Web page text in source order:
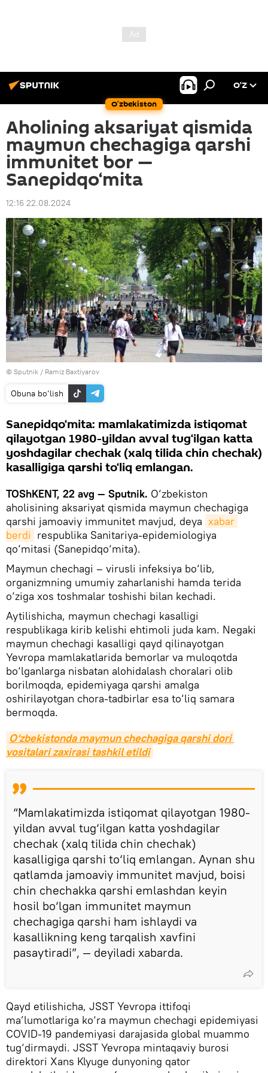
O‘zbekiston
O’Z
Aholining aksariyat qismida
maymun chechagiga qarshi
immunitet bor —
Sanepidqo‘mita
12:16 22.08.2024
© Sputnik / Ramiz Baxtiyarov
Obuna bo‘lish
Sanepidqo‘mita: mamlakatimizda istiqomat
qilayotgan 1980-yildan avval tug‘ilgan katta
yoshdagilar chechak (xalq tilida chin chechak)
kasalligiga qarshi to‘liq emlangan.
TOShKENT, 22 avg — Sputnik. O‘zbekiston
aholisining aksariyat qismida maymun chechagiga
qarshi jamoaviy immunitet mavjud, deya xabar
berdi respublika Sanitariya-epidemiologiya
qo‘mitasi (Sanepidqo‘mita).
Maymun chechagi – virusli infeksiya bo‘lib,
organizmning umumiy zaharlanishi hamda terida
o‘ziga xos toshmalar toshishi bilan kechadi.
Aytilishicha, maymun chechagi kasalligi
respublikaga kirib kelishi ehtimoli juda kam. Negaki
maymun chechagi kasalligi qayd qilinayotgan
Yevropa mamlakatlarida bemorlar va muloqotda
bo‘lganlarga nisbatan alohidalash choralari olib
borilmoqda, epidemiyaga qarshi amalga
oshirilayotgan chora-tadbirlar esa to‘liq samara
bermoqda.
O‘zbekistonda maymun chechagiga qarshi dori
vositalari zaxirasi tashkil etildi
“Mamlakatimizda istiqomat qilayotgan 1980-
yildan avval tug‘ilgan katta yoshdagilar
chechak (xalq tilida chin chechak)
kasalligiga qarshi to‘liq emlangan. Aynan shu
qatlamda jamoaviy immunitet mavjud, boisi
chin chechakka qarshi emlashdan keyin
hosil bo‘lgan immunitet maymun
chechagiga qarshi ham ishlaydi va
kasallikning keng tarqalish xavfini
pasaytiradi”, — deyiladi xabarda.
Qayd etilishicha, JSST Yevropa ittifoqi
ma’lumotlariga ko‘ra maymun chechagi epidemiyasi
COVID-19 pandemiyasi darajasida global muammo
tug‘dirmaydi. JSST Yevropa mintaqaviy burosi
direktori Xans Klyuge dunyoning qator